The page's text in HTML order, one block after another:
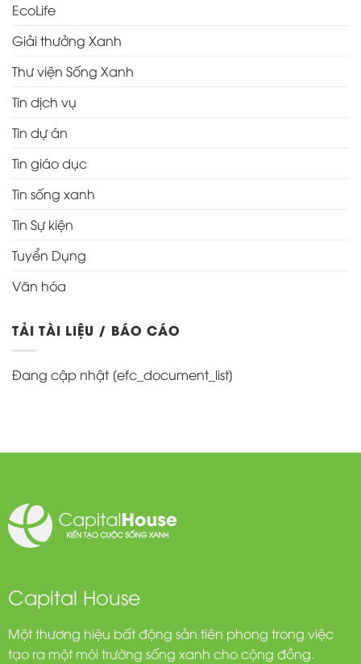
EcoLife
Giải thưởng Xanh
Thư viện Sống Xanh
Tin dịch vụ
Tin dự án
Tin giáo dục
Tin sống xanh
Tin Sự kiện
Tuyển Dụng
Văn hóa
TẢI TÀI LIỆU / BÁO CÁO
Đang cập nhật [efc_document_list]
Capital House
Một thương hiệu bất động sản tiên phong trong việc
tạo ra một môi trường sống xanh cho cộng đồng.